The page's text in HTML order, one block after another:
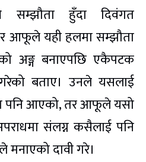
सम्झौता हुँदा दिवंगत
र आफूले यही हलमा सम्झौता
अङ्ग बनाएपछि एकैपटक
बताए। उनले यसलाई
पनि आएको, तर आफूले यसो
संलग्न कसैलाई पनि
दावी गरे।